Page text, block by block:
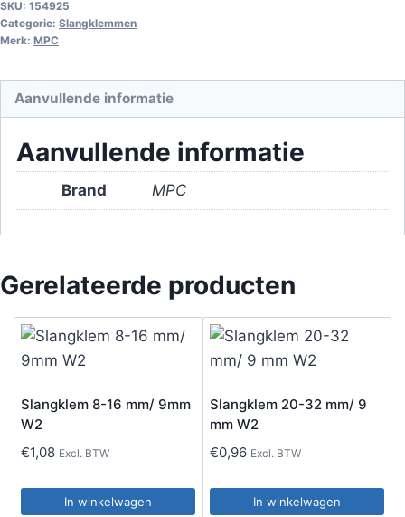
SKU: 154925
Categorie: Slangklemmen
Merk: MPC
Aanvullende informatie
Aanvullende informatie
Brand MPC
Gerelateerde producten
Slangklem 8-16 mm/ 9mm
W2
€1,08 Excl. BTW
In winkelwagen
Slangklem 20-32 mm/ 9
mm W2
€0,96 Excl. BTW
In winkelwagen